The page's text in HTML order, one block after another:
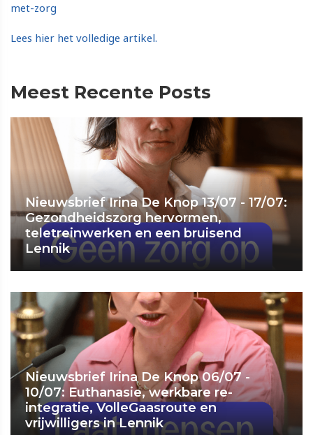
met-zorg
Lees hier het volledige artikel.
Meest Recente Posts
Nieuwsbrief Irina De Knop 13/07 - 17/07:
Gezondheidszorg hervormen,
teletreinwerken en een bruisend
Lennik
Nieuwsbrief Irina De Knop 06/07 -
10/07: Euthanasie, werkbare re-
integratie, VolleGaasroute en
vrijwilligers in Lennik